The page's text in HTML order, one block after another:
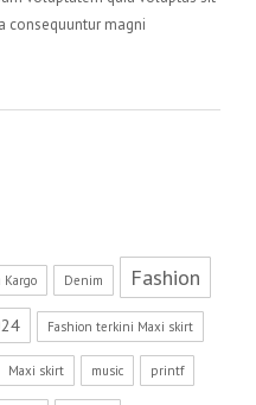
consequuntur magni
Kargo Denim
Fashion
Fashion terkini Maxi skirt
Maxi skirt music printf